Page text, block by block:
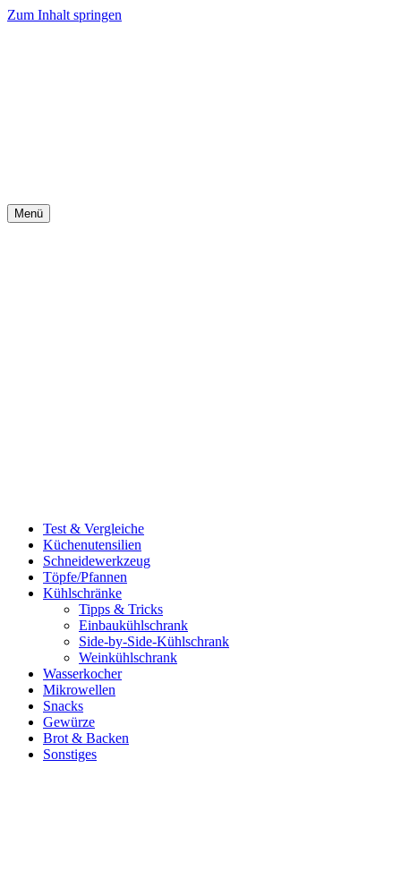
Zum Inhalt springen
Menü
Test & Vergleiche
Küchenutensilien
Schneidewerkzeug
Töpfe/Pfannen
Kühlschränke
Tipps & Tricks
Einbaukühlschrank
Side-by-Side-Kühlschrank
Weinkühlschrank
Wasserkocher
Mikrowellen
Snacks
Gewürze
Brot & Backen
Sonstiges